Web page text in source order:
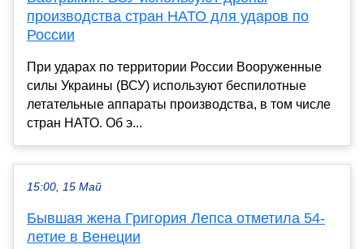
производства стран НАТО для ударов по
России
При ударах по территории России Вооруженные
силы Украины (ВСУ) используют беспилотные
летательные аппараты производства, в том числе
стран НАТО. Об э...
15:00, 15 Май
Бывшая жена Григория Лепса отметила 54-
летие в Венеции